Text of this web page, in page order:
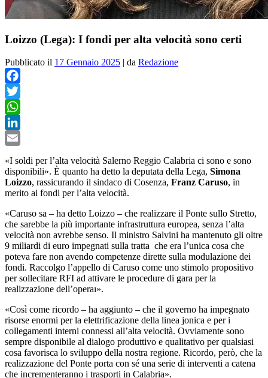
Loizzo (Lega): I fondi per alta velocità sono certi
Pubblicato il 17 Gennaio 2025 | da Redazione
Facebook
Twitter
WhatsApp
LinkedIn
«I soldi per l’alta velocità Salerno Reggio Calabria ci sono e sono
disponibili». È quanto ha detto la deputata della Lega, Simona
Loizzo, rassicurando il sindaco di Cosenza, Franz Caruso, in
merito ai fondi per l’alta velocità.
«Caruso sa – ha detto Loizzo – che realizzare il Ponte sullo Stretto,
che sarebbe la più importante infrastruttura europea, senza l’alta
velocità non avrebbe senso. Il ministro Salvini ha mantenuto gli oltre
9 miliardi di euro impegnati sulla tratta che era l’unica cosa che
poteva fare non avendo competenze dirette sulla modulazione dei
fondi. Raccolgo l’appello di Caruso come uno stimolo propositivo
per sollecitare RFI ad attivare le procedure di gara per la
realizzazione dell’operaı».
«Così come ricordo – ha aggiunto – che il governo ha impegnato
risorse enormi per la elettrificazione della linea jonica e per i
collegamenti interni connessi all’alta velocità. Ovviamente sono
sempre disponibile al dialogo produttivo e qualitativo per qualsiasi
cosa favorisca lo sviluppo della nostra regione. Ricordo, però, che la
realizzazione del Ponte porta con sé una serie di interventi a catena
che incrementeranno i trasporti in Calabria».